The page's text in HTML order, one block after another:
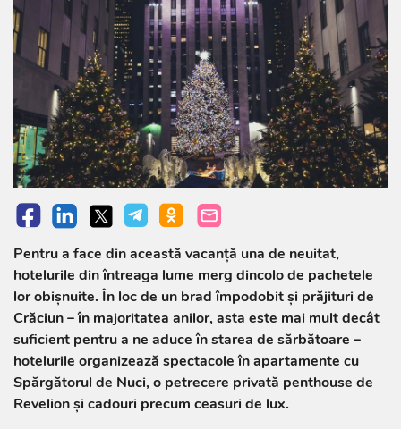
Pentru a face din această vacanță una de neuitat,
hotelurile din întreaga lume merg dincolo de pachetele
lor obișnuite. În loc de un brad împodobit și prăjituri de
Crăciun – în majoritatea anilor, asta este mai mult decât
suficient pentru a ne aduce în starea de sărbătoare –
hotelurile organizează spectacole în apartamente cu
Spărgătorul de Nuci, o petrecere privată penthouse de
Revelion și cadouri precum ceasuri de lux.